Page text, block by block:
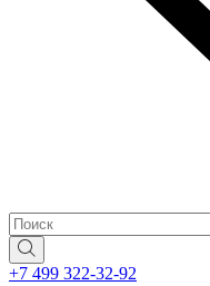
+7 499 322-32-92